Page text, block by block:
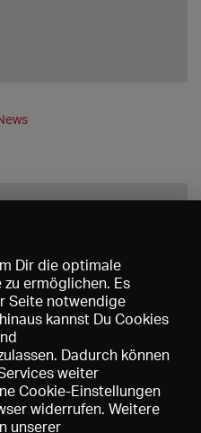
Speichern
Dir die optimale
ermöglichen. Es
Seite notwendige
kannst Du Cookies
Dadurch können
weiter
Cookie-Einstellungen
widerrufen. Weitere
unserer